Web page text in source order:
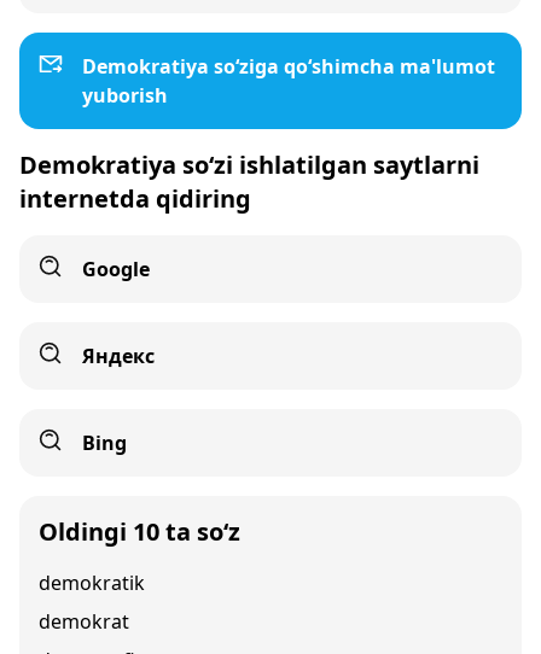
Demokratiya so‘ziga qo‘shimcha ma'lumot
yuborish
Demokratiya so‘zi ishlatilgan saytlarni
internetda qidiring
Google
Яндекс
Bing
Oldingi 10 ta so‘z
demokratik
demokrat